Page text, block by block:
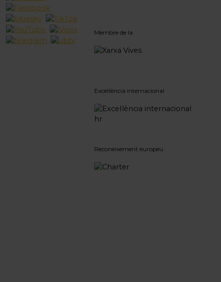
Membre de la
Excel·lència internacional
Reconeixement europeu